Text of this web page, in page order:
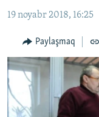
Qıdıruvğa
qaytmaq
MEDENİYET
İNSAN AQLARI
VİDEO
SÜRET
BLOGLAR
19 noyabr 2018, 16:25
Paylaşmaq